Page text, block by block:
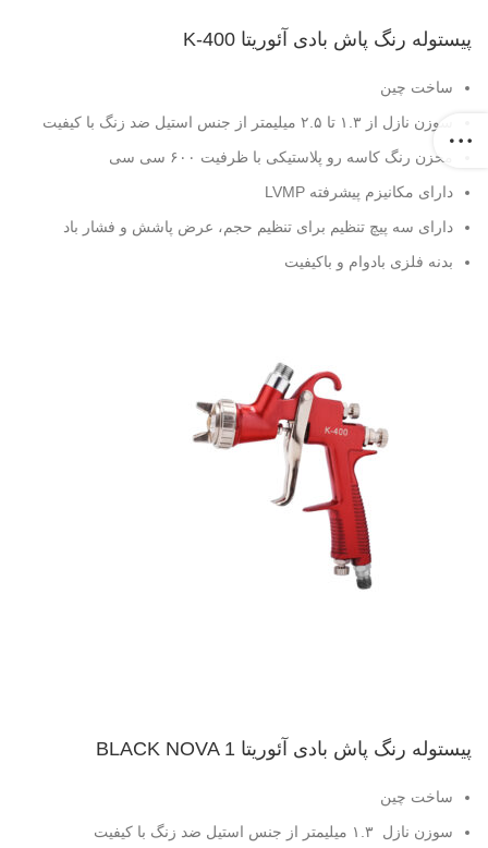
پیستوله رنگ پاش بادی آئوریتا K-400
ساخت چین
سوزن نازل از ۱.۳ تا ۲.۵ میلیمتر از جنس استیل ضد زنگ با کیفیت
مخزن رنگ کاسه رو پلاستیکی با ظرفیت ۶۰۰ سی سی
دارای مکانیزم پیشرفته LVMP
دارای سه پیچ تنظیم برای تنظیم حجم، عرض پاشش و فشار باد
بدنه فلزی بادوام و باکیفیت
پیستوله رنگ پاش بادی آئوریتا BLACK NOVA 1
ساخت چین
سوزن نازل ۱.۳ میلیمتر از جنس استیل ضد زنگ با کیفیت